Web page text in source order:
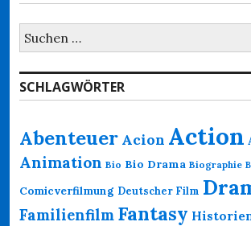
Suchen
nach:
SCHLAGWÖRTER
Abenteuer Acion Action
Animation Bio Bio Drama Biographie
Comicverfilmung Deutscher Film
Familienfilm Fantasy